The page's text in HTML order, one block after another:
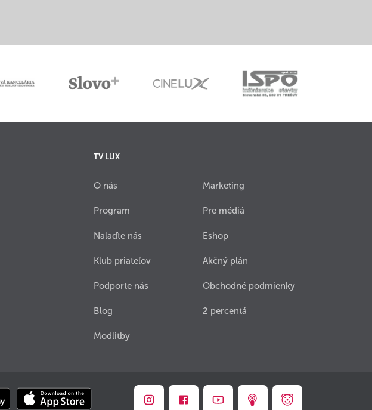
TV LUX
O nás
Program
Nalaďte nás
Klub priateľov
Podporte nás
Blog
Modlitby
Marketing
Pre médiá
Eshop
Akčný plán
Obchodné podmienky
2 percentá